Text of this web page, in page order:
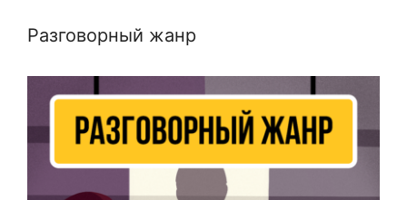
Разговорный жанр